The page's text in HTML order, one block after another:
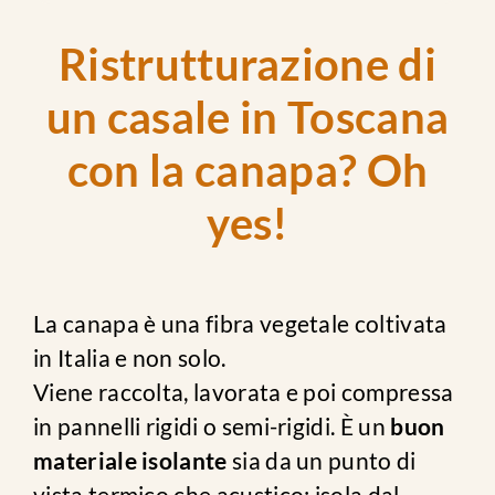
Ristrutturazione di
un casale in Toscana
con la canapa? Oh
yes!
La canapa è una fibra vegetale coltivata
in Italia e non solo.
Viene raccolta, lavorata e poi compressa
in pannelli rigidi o semi-rigidi. È un buon
materiale isolante sia da un punto di